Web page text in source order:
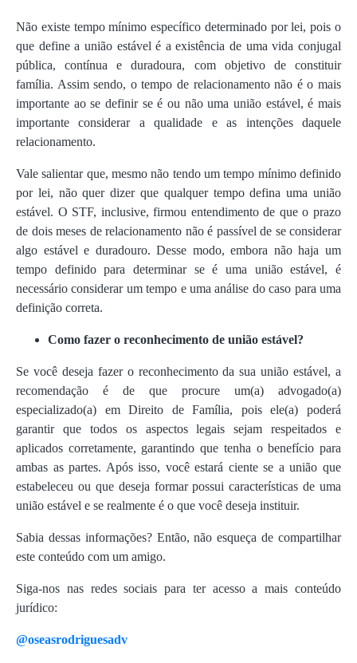
Não existe tempo mínimo específico determinado por lei, pois o
que define a união estável é a existência de uma vida conjugal
pública, contínua e duradoura, com objetivo de constituir
família. Assim sendo, o tempo de relacionamento não é o mais
importante ao se definir se é ou não uma união estável, é mais
importante considerar a qualidade e as intenções daquele
relacionamento.
Vale salientar que, mesmo não tendo um tempo mínimo definido
por lei, não quer dizer que qualquer tempo defina uma união
estável. O STF, inclusive, firmou entendimento de que o prazo
de dois meses de relacionamento não é passível de se considerar
algo estável e duradouro. Desse modo, embora não haja um
tempo definido para determinar se é uma união estável, é
necessário considerar um tempo e uma análise do caso para uma
definição correta.
Como fazer o reconhecimento de união estável?
Se você deseja fazer o reconhecimento da sua união estável, a
recomendação é de que procure um(a) advogado(a)
especializado(a) em Direito de Família, pois ele(a) poderá
garantir que todos os aspectos legais sejam respeitados e
aplicados corretamente, garantindo que tenha o benefício para
ambas as partes. Após isso, você estará ciente se a união que
estabeleceu ou que deseja formar possui características de uma
união estável e se realmente é o que você deseja instituir.
Sabia dessas informações? Então, não esqueça de compartilhar
este conteúdo com um amigo.
Siga-nos nas redes sociais para ter acesso a mais conteúdo
jurídico:
@oseasrodriguesadv